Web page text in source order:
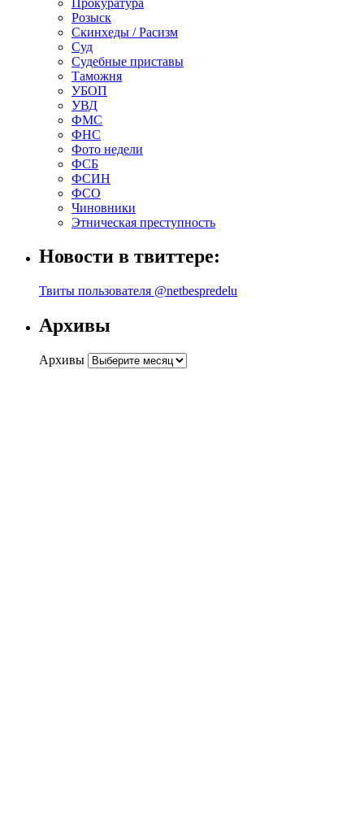
Розыск
Скинхеды / Расизм
Суд
Судебные приставы
Таможня
УБОП
УВД
ФМС
ФНС
Фото недели
ФСБ
ФСИН
ФСО
Чиновники
Этническая преступность
Новости в твиттере:
Твиты пользователя @netbespredelu
Архивы
Архивы